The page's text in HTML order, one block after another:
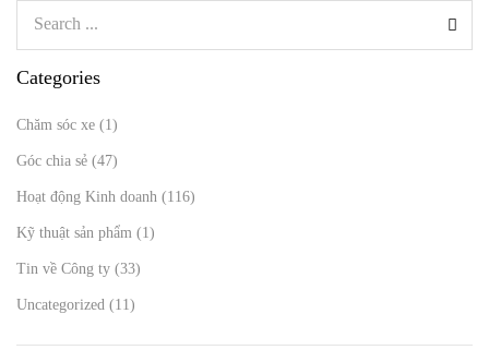
Categories
Chăm sóc xe (1)
Góc chia sẻ (47)
Hoạt động Kinh doanh (116)
Kỹ thuật sản phẩm (1)
Tin về Công ty (33)
Uncategorized (11)